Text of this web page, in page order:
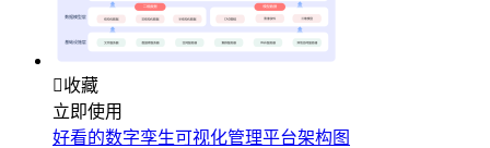
收藏
立即使用
好看的数字孪生可视化管理平台架构图